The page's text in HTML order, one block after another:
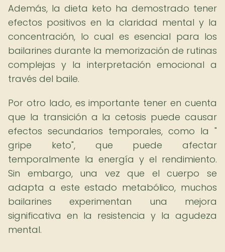
Además, la dieta keto ha demostrado tener
efectos positivos en la claridad mental y la
concentración, lo cual es esencial para los
bailarines durante la memorización de rutinas
complejas y la interpretación emocional a
través del baile.
Por otro lado, es importante tener en cuenta
que la transición a la cetosis puede causar
efectos secundarios temporales, como la "
gripe keto", que puede afectar
temporalmente la energía y el rendimiento.
Sin embargo, una vez que el cuerpo se
adapta a este estado metabólico, muchos
bailarines experimentan una mejora
significativa en la resistencia y la agudeza
mental.